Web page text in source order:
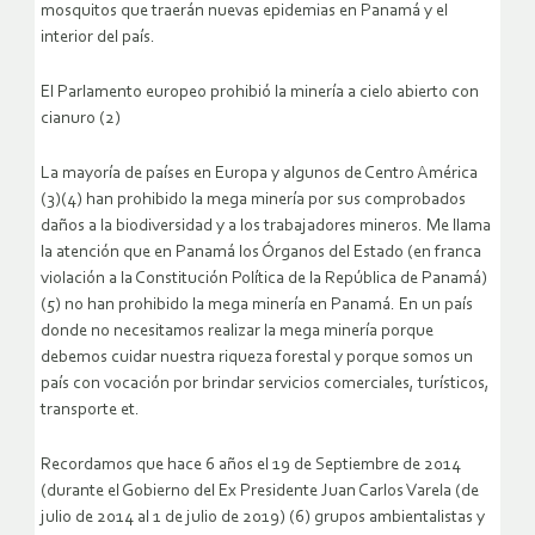
mosquitos que traerán nuevas epidemias en Panamá y el
interior del país.
El Parlamento europeo prohibió la minería a cielo abierto con
cianuro (2)
La mayoría de países en Europa y algunos de Centro América
(3)(4) han prohibido la mega minería por sus comprobados
daños a la biodiversidad y a los trabajadores mineros. Me llama
la atención que en Panamá los Órganos del Estado (en franca
violación a la Constitución Política de la República de Panamá)
(5) no han prohibido la mega minería en Panamá. En un país
donde no necesitamos realizar la mega minería porque
debemos cuidar nuestra riqueza forestal y porque somos un
país con vocación por brindar servicios comerciales, turísticos,
transporte et.
Recordamos que hace 6 años el 19 de Septiembre de 2014
(durante el Gobierno del Ex Presidente Juan Carlos Varela (de
julio de 2014 al 1 de julio de 2019) (6) grupos ambientalistas y